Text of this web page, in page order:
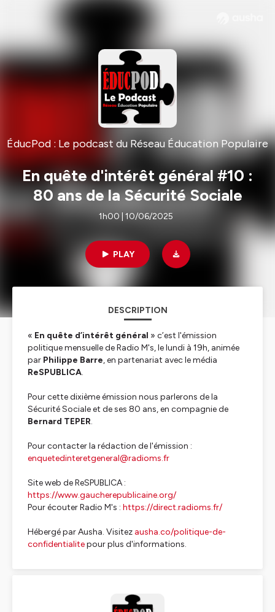
ÉducPod : Le podcast du Réseau Éducation Populaire
En quête d'intérêt général #10 :
80 ans de la Sécurité Sociale
1h00 | 10/06/2025
PLAY
DESCRIPTION
« En quête d’intérêt général » c’est l'émission
politique mensuelle de Radio M's, le lundi à 19h, animée
par Philippe Barre, en partenariat avec le média
ReSPUBLICA.
Pour cette dixième émission nous parlerons de la
Sécurité Sociale et de ses 80 ans, en compagnie de
Bernard TEPER.
Pour contacter la rédaction de l'émission :
enquetedinteretgeneral@radioms.fr
Site web de ReSPUBLICA :
https://www.gaucherepublicaine.org/
Pour écouter Radio M's : https://direct.radioms.fr/
Hébergé par Ausha. Visitez ausha.co/politique-de-
confidentialitepour plus d'informations.